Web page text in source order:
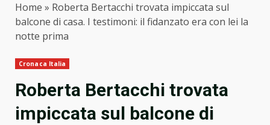
Home » Roberta Bertacchi trovata impiccata sul
balcone di casa. I testimoni: il fidanzato era con lei la
notte prima
Cronaca Italia
Roberta Bertacchi trovata
impiccata sul balcone di